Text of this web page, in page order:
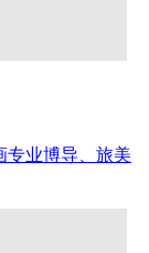
专业博导、旅美